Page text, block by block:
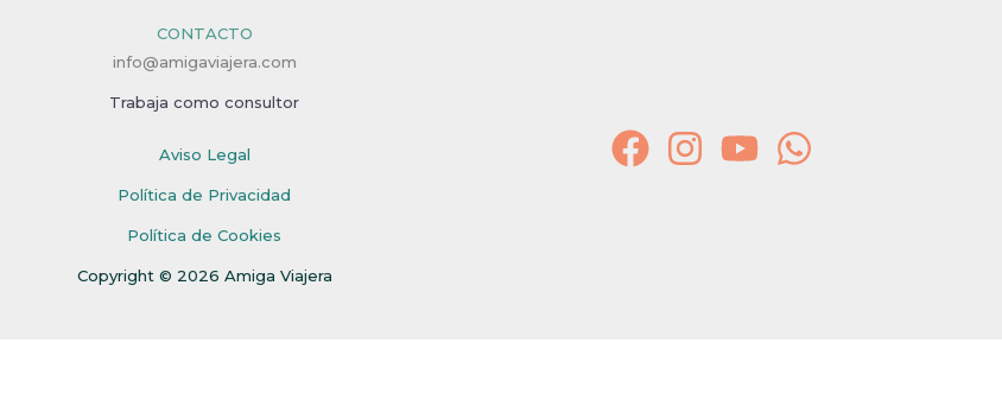
CONTACTO
info@amigaviajera.com
Trabaja como consultor
Aviso Legal
Política de Privacidad
Política de Cookies
Copyright © 2026 Amiga Viajera